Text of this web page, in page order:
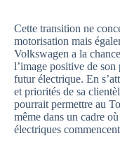
Cette transition ne
motorisation mais
Volkswagen a la
l’image positive de son
futur électrique. En
et priorités de sa
pourrait permettre au
même dans un cadre
électriques